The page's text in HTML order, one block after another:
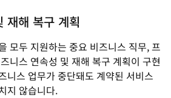
재해 복구 계획
모두 지원하는 중요 비즈니스 직무, 프
니스 연속성 및 재해 복구 계획이 구현
니스 업무가 중단돼도 계약된 서비스
지 않습니다.